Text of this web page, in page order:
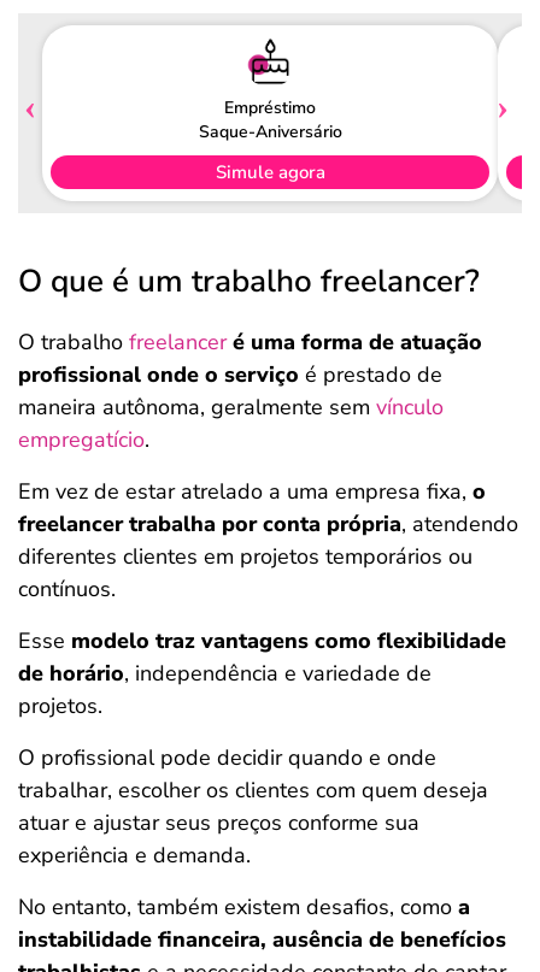
Empréstimo
Saque-Aniversário
Simule agora
O que é um trabalho freelancer?
O trabalho freelanceré uma forma de atuação
profissional onde o serviço é prestado de
maneira autônoma, geralmente sem vínculo
empregatício.
Em vez de estar atrelado a uma empresa fixa, o
freelancer trabalha por conta própria, atendendo
diferentes clientes em projetos temporários ou
contínuos.
Esse modelo traz vantagens como flexibilidade
de horário, independência e variedade de
projetos.
O profissional pode decidir quando e onde
trabalhar, escolher os clientes com quem deseja
atuar e ajustar seus preços conforme sua
experiência e demanda.
No entanto, também existem desafios, como a
instabilidade financeira, ausência de benefícios